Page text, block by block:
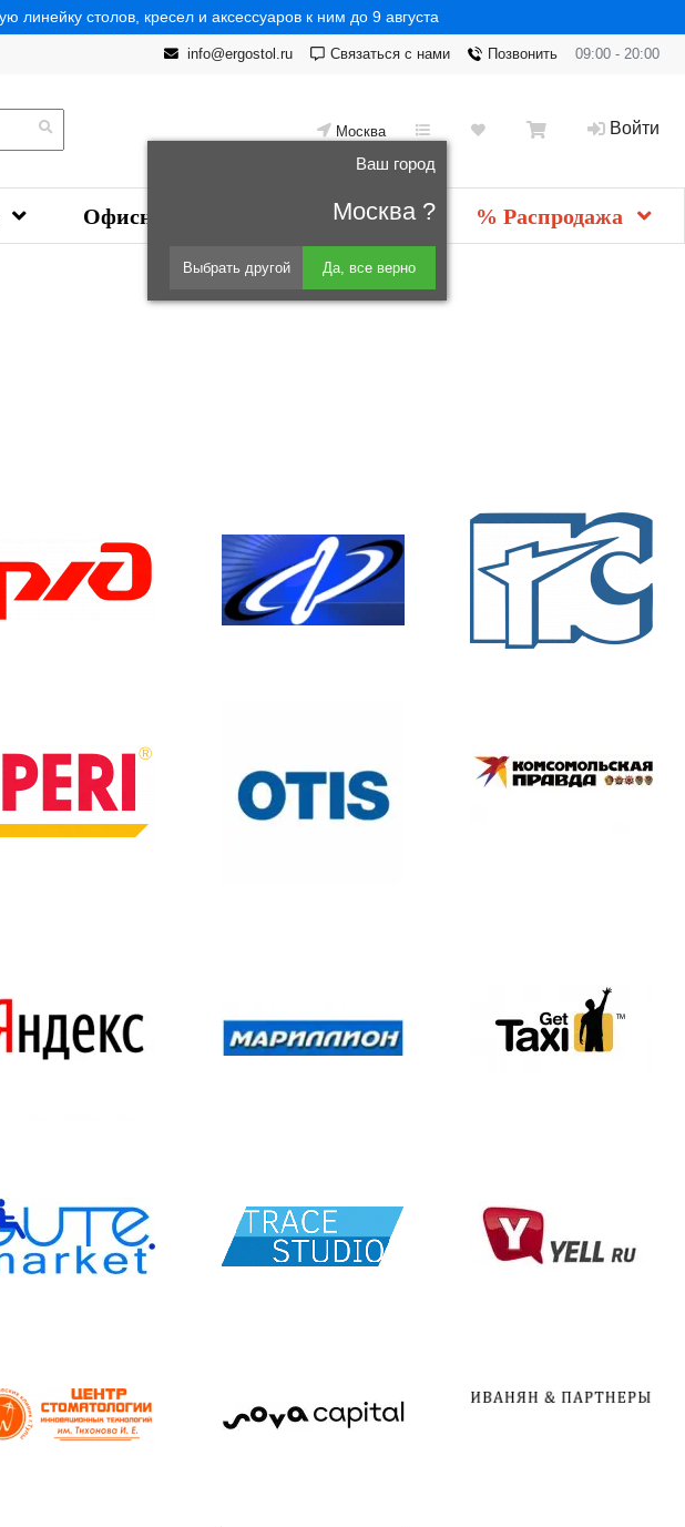
линейку столов, кресел и аксессуаров к ним до 9 августа
09:00 - 20:00
Позвонить
Связаться с нами
info@ergostol.ru
Москва
Ваш город
Москва ?
Выбрать другой Да, все верно
Войти
Офисная мебель Новинки % Распродажа